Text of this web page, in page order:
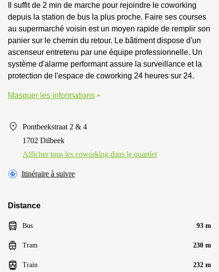
Il suffit de 2 min de marche pour rejoindre le coworking
depuis la station de bus la plus proche. Faire ses courses
au supermarché voisin est un moyen rapide de remplir son
panier sur le chemin du retour. Le bâtiment dispose d'un
ascenseur entretenu par une équipe professionnelle. Un
système d'alarme performant assure la surveillance et la
protection de l'espace de coworking 24 heures sur 24.
Masquer les informations
Pontbeekstraat 2 & 4
1702 Dilbeek
Afficher tous les сoworking dans le quartier
Itinéraire à suivre
Distance
Bus 93 m
Tram 230 m
Train 232 m